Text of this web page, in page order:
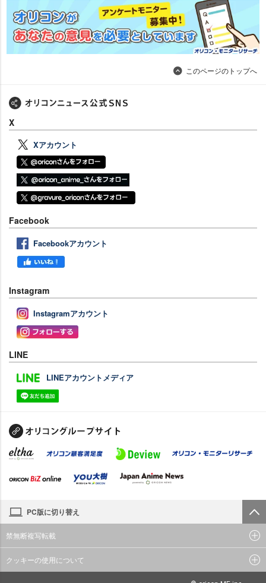
このページのトップへ
X
Xアカウント
Facebook
Facebookアカウント
Instagram
Instagramアカウント
LINE
LINEアカウントメディア
PC版に切り替え
禁無断複写転載
クッキーの使用について